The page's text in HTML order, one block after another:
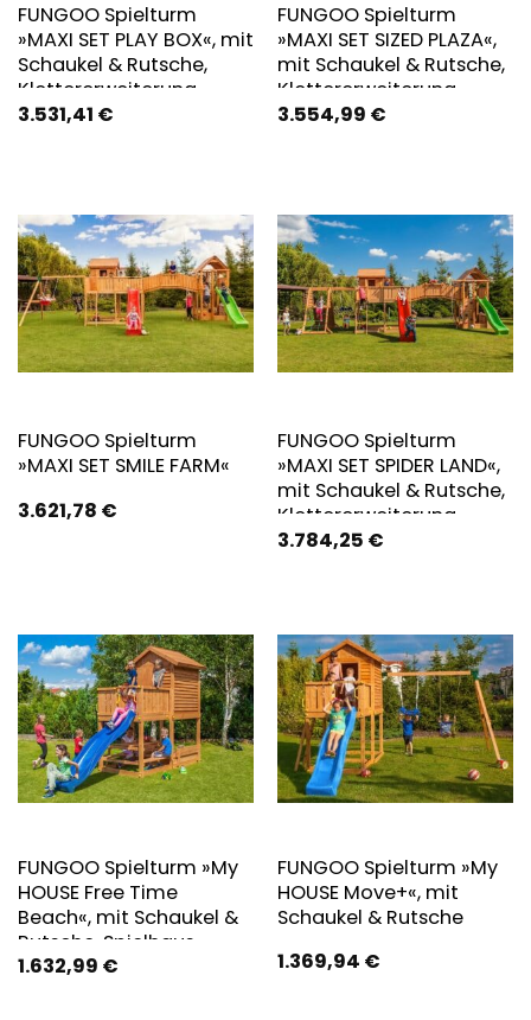
FUNGOO Spielturm
»MAXI SET PLAY BOX«, mit
Schaukel & Rutsche,
Klettererweiterung,
Spielhaus, Sandkasten
3.531,41 €
FUNGOO Spielturm
»MAXI SET SIZED PLAZA«,
mit Schaukel & Rutsche,
Klettererweiterung,
Spielhaus, Sandkasten
3.554,99 €
FUNGOO Spielturm
»MAXI SET SMILE FARM«
3.621,78 €
FUNGOO Spielturm
»MAXI SET SPIDER LAND«,
mit Schaukel & Rutsche,
Klettererweiterung
3.784,25 €
FUNGOO Spielturm »My
HOUSE Free Time
Beach«, mit Schaukel &
Rutsche, Spielhaus,
Sandkasten, Picknick-
1.632,99 €
FUNGOO Spielturm »My
HOUSE Move+«, mit
Schaukel & Rutsche
1.369,94 €